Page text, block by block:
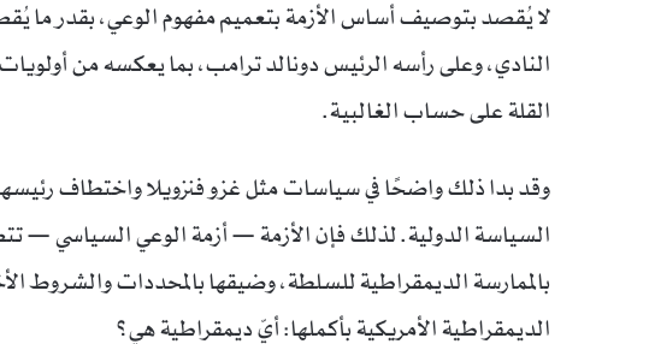
لا يُقصد بتوصيف أساس الأزمة بتعميم مفهوم الوعي، بقدر ما
النادي، وعلى رأسه الرئيس دونالد ترامب، بما يعكسه من
القلة على حساب الغالبية.
وقد بدا ذلك واضحًا في سياسات مثل غزو فنزويلا واختطاف
السياسة الدولية. لذلك فإن الأزمة — أزمة الوعي السياسي —
بالممارسة الديمقراطية للسلطة، وضيقها بالمحددات والشروط
الديمقراطية الأمريكية بأكملها: أيّ ديمقراطية هي؟